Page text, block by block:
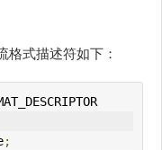
格式描述符如下：
;